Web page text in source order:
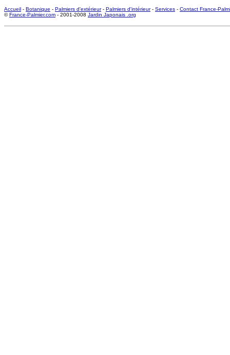
Accueil - Botanique - Palmiers d'extérieur- Palmiers d'intérieur- Services - Contact France-
©France-Palmier.com - 2001-2008 Jardin Japonais .org